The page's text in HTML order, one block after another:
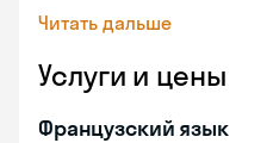
Читать дальше
Услуги и цены
Французский язык